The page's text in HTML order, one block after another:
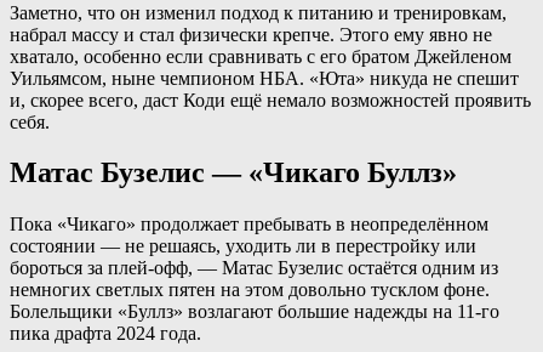
Заметно, что он изменил подход к питанию и тренировкам,
набрал массу и стал физически крепче. Этого ему явно не
хватало, особенно если сравнивать с его братом Джейленом
Уильямсом, ныне чемпионом НБА. «Юта» никуда не спешит
и, скорее всего, даст Коди ещё немало возможностей проявить
себя.
Матас Бузелис — «Чикаго Буллз»
Пока «Чикаго» продолжает пребывать в неопределённом
состоянии — не решаясь, уходить ли в перестройку или
бороться за плей-офф, — Матас Бузелис остаётся одним из
немногих светлых пятен на этом довольно тусклом фоне.
Болельщики «Буллз» возлагают большие надежды на 11-го
пика драфта 2024 года.